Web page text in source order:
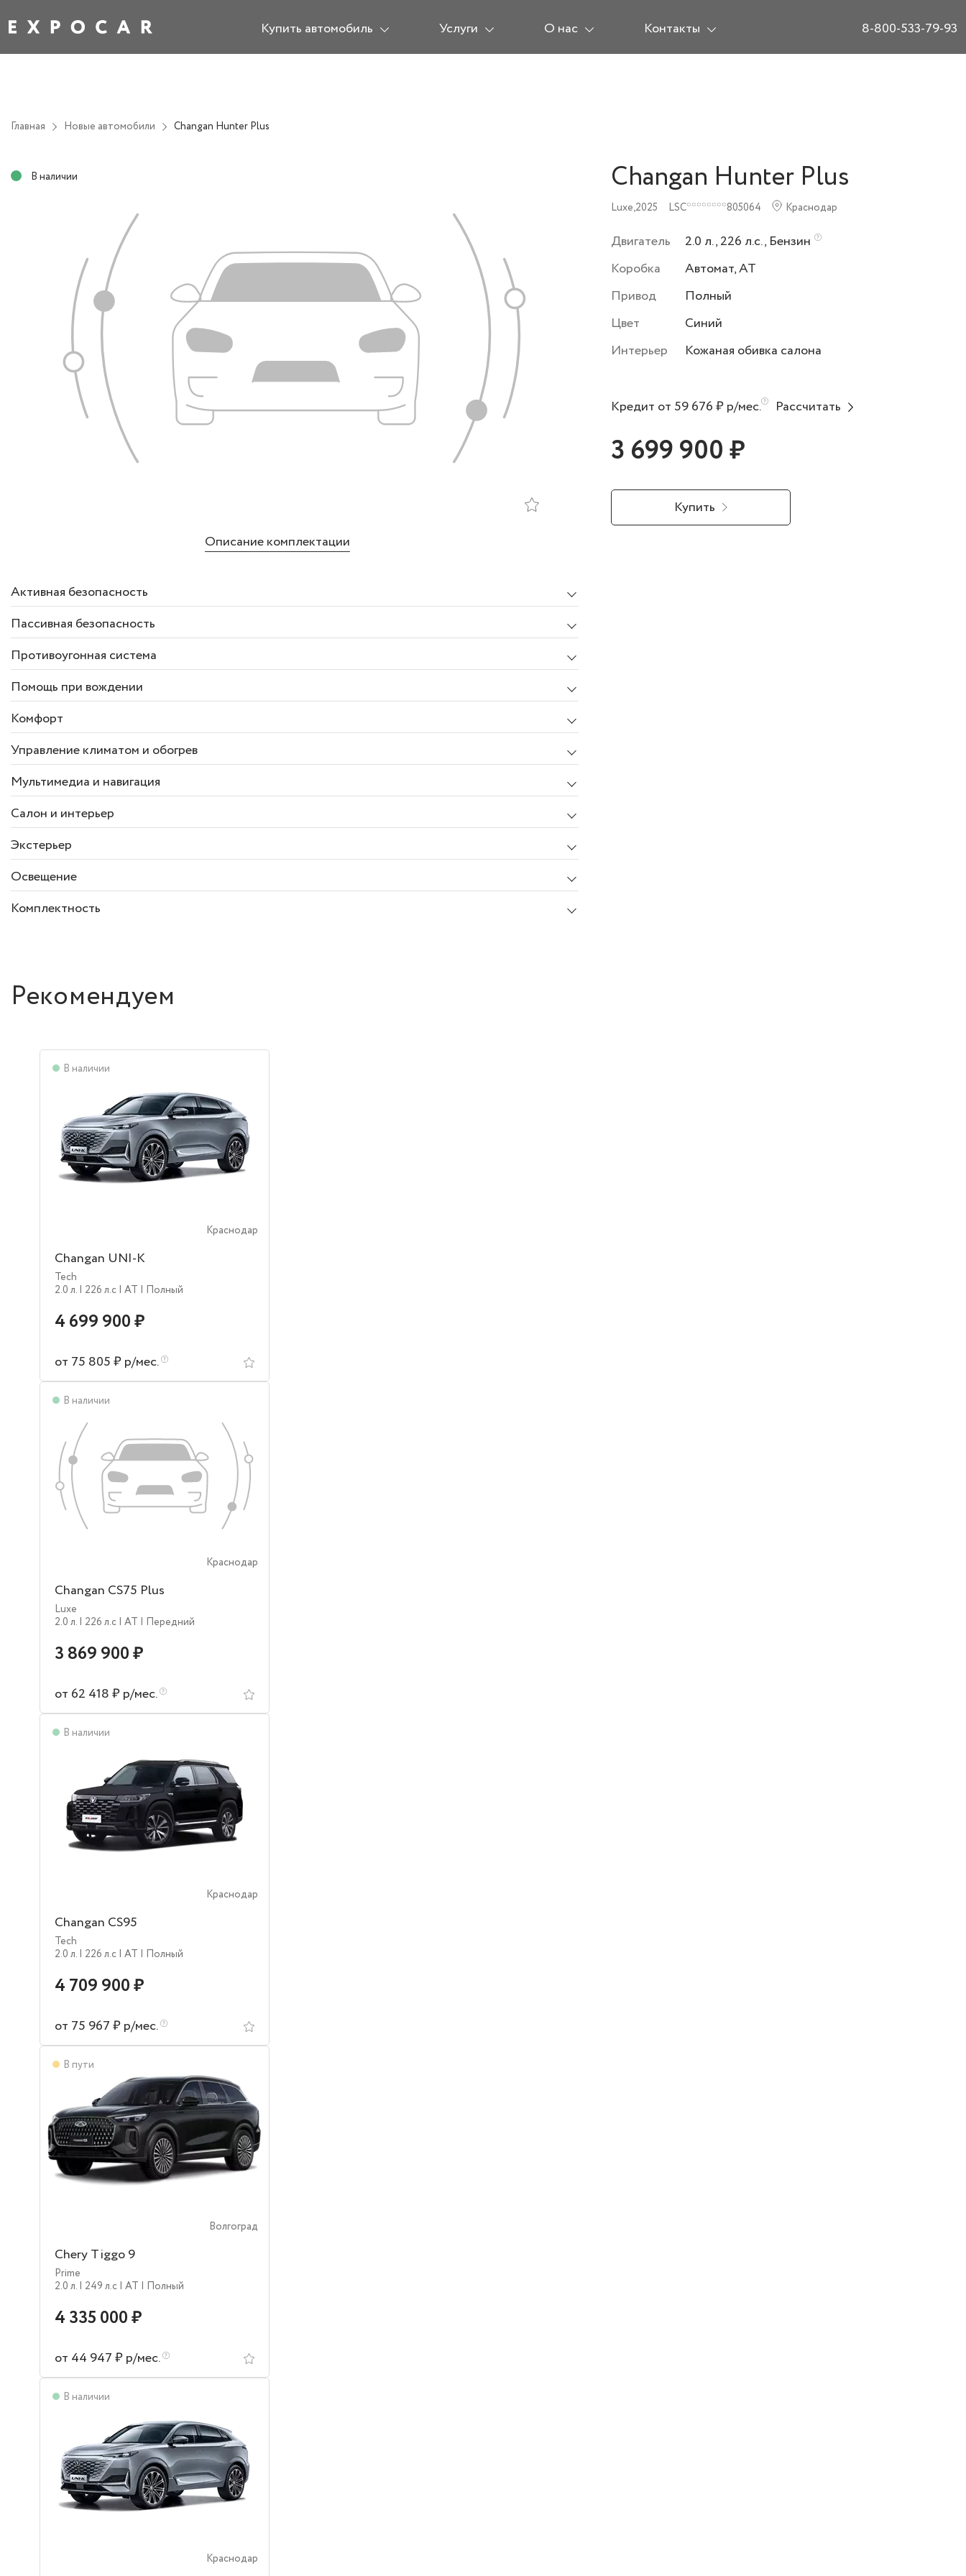
Купить автомобиль Услуги О нас Контакты 8-800-533-79-93
Главная Новые автомобили Changan Hunter Plus
В наличии
Описание комплектации
Активная безопасность
Пассивная безопасность
Противоугонная система
Помощь при вождении
Комфорт
Управление климатом и обогрев
Мультимедиа и навигация
Салон и интерьер
Экстерьер
Освещение
Комплектность
Changan Hunter Plus
Luxe,2025 LSC********805064 Краснодар
Двигатель
2.0 л., 226 л.с., Бензин
Коробка
Автомат, AT
Привод
Полный
Цвет
Синий
Интерьер
Кожаная обивка салона
Кредит от 59 676 ₽ р/мес. Рассчитать
3 699 900 ₽
Купить
Рекомендуем
В наличии
Краснодар
Changan UNI-K
Tech
2.0 л. | 226 л.c | AT | Полный
4 699 900 ₽
от 75 805 ₽ р/мес.
В наличии
Краснодар
Changan CS75 Plus
Luxe
2.0 л. | 226 л.c | AT | Передний
3 869 900 ₽
от 62 418 ₽ р/мес.
В наличии
Краснодар
Changan CS95
Tech
2.0 л. | 226 л.c | AT | Полный
4 709 900 ₽
от 75 967 ₽ р/мес.
В пути
Волгоград
Chery Tiggo 9
Prime
2.0 л. | 249 л.c | AT | Полный
4 335 000 ₽
от 44 947 ₽ р/мес.
В наличии
Краснодар